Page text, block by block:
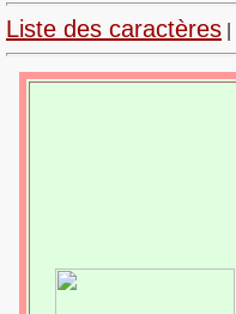
Liste des caractères